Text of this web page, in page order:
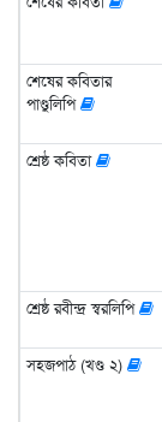
শেষের কবিতার
পাণ্ডুলিপি
শ্রেষ্ঠ কবিতা
শ্রেষ্ঠ রবীন্দ্র স্বরলিপি
সহজপাঠ (খণ্ড ২)